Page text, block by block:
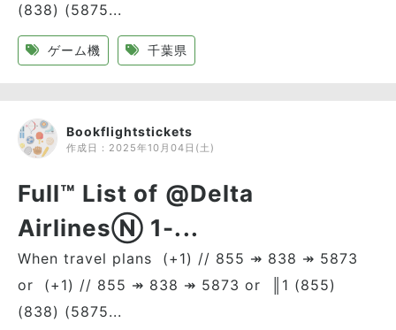
(838) (5875...
ゲーム機 千葉県
Bookflightstickets
作成日： 2025年10月04日(土)
Full™ List of @Delta
AirlinesⓃ 1-...
When travel plans (+1) // 855 ↠ 838 ↠ 5873
or (+1) // 855 ↠ 838 ↠ 5873 or ║1 (855)
(838) (5875...